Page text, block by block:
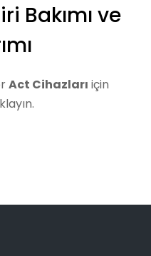
Bakımı ve
Act Cihazları için